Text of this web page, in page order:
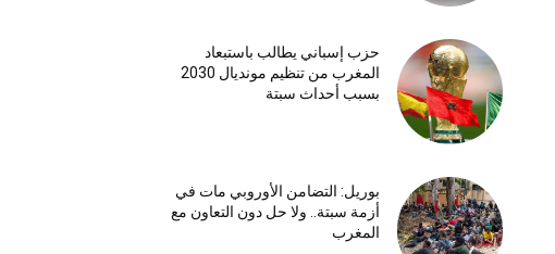
حزب إسباني يطالب باستبعاد
المغرب من تنظيم مونديال 2030
بسبب أحداث سبتة
بوريل: التضامن الأوروبي مات في
أزمة سبتة.. ولا حل دون التعاون مع
المغرب